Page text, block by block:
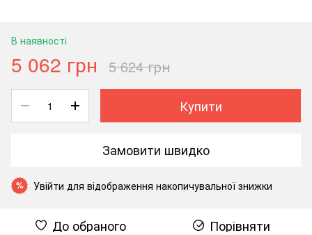
В наявності
5 062 грн 5 624 грн
Купити
Замовити швидко
% Увійти для відображення накопичувальної знижки
До обраного Порівняти